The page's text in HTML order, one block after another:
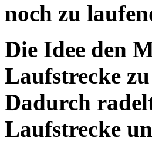
noch zu
Die Idee den
Laufstrecke
Dadurch
Laufstrecke